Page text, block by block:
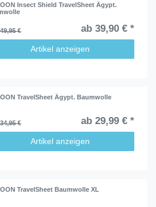
Insect Shield TravelSheet Ägypt.
€ ab 39,90 € *
Artikel anzeigen
TravelSheet Ägypt. Baumwolle
€ ab 29,99 € *
Artikel anzeigen
TravelSheet Baumwolle XL